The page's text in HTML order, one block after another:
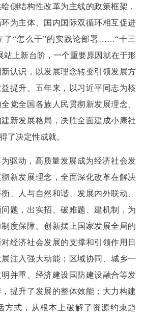
侧结构性改革为主线的政策框架，
为主体、国内国际双循环相互促进
了“怎么干”的实践论部署……“十三
站上新台阶，一个重要原因就在于形
认识，以发展理念转变引领发展方
提升。五年来，以习近平同志为核
党全国各族人民贯彻新发展理念、
新发展格局，决胜全面建成小康社
了决定性成就。
驱动，高质量发展成为经济社会发
新发展理念，全面深化改革在解决
、人与自然和谐、发展内外联动、
题，出实招、破难题、建机制，为
度保障。创新摆上国家发展全局的
经济社会发展的支撑和引领作用日
注入强大动能；区域协同、城乡一
并重、经济建设国防建设融合等发
提升了发展的整体效能；大力构建
方式，从根本上破解了资源约束趋